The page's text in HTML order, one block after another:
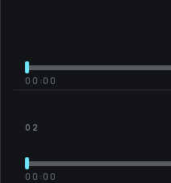
00:00
02
00:00